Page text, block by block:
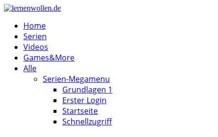
Home
Serien
Videos
Games&More
Alle
Serien-Megamenu
Grundlagen 1
Erster Login
Startseite
Schnellzugriff